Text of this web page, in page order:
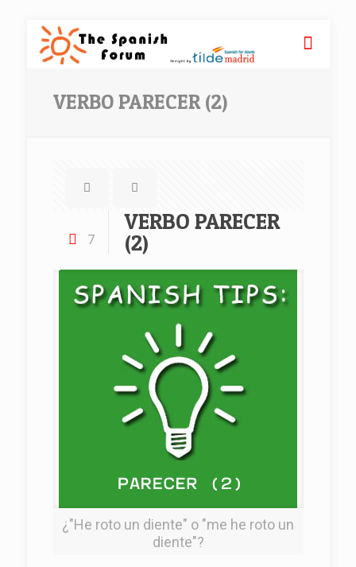
VERBO PARECER (2)
7
VERBO PARECER
(2)
¿"He roto un diente" o "me he roto un
diente"?